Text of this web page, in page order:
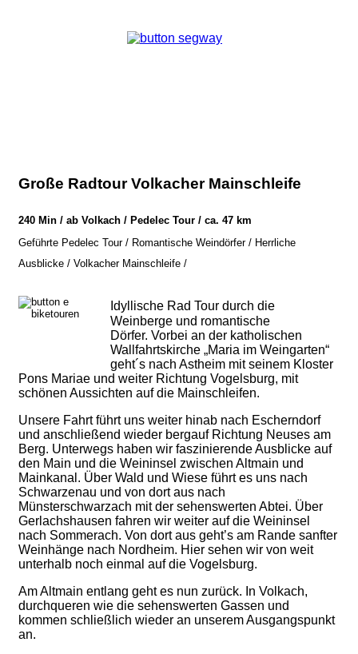
Große Radtour Volkacher Mainschleife
240 Min / ab Volkach / Pedelec Tour / ca. 47 km
Geführte Pedelec Tour / Romantische Weindörfer / Herrliche
Ausblicke / Volkacher Mainschleife /
Idyllische Rad Tour durch die
Weinberge und romantische
Dörfer. Vorbei an der katholischen
Wallfahrtskirche „Maria im Weingarten“
geht´s nach Astheim mit seinem Kloster
Pons Mariae und weiter Richtung Vogelsburg, mit
schönen Aussichten auf die Mainschleifen.
Unsere Fahrt führt uns weiter hinab nach Escherndorf
und anschließend wieder bergauf Richtung Neuses am
Berg. Unterwegs haben wir faszinierende Ausblicke auf
den Main und die Weininsel zwischen Altmain und
Mainkanal. Über Wald und Wiese führt es uns nach
Schwarzenau und von dort aus nach
Münsterschwarzach mit der sehenswerten Abtei. Über
Gerlachshausen fahren wir weiter auf die Weininsel
nach Sommerach. Von dort aus geht’s am Rande sanfter
Weinhänge nach Nordheim. Hier sehen wir von weit
unterhalb noch einmal auf die Vogelsburg.
Am Altmain entlang geht es nun zurück. In Volkach,
durchqueren wie die sehenswerten Gassen und
kommen schließlich wieder an unserem Ausgangspunkt
an.